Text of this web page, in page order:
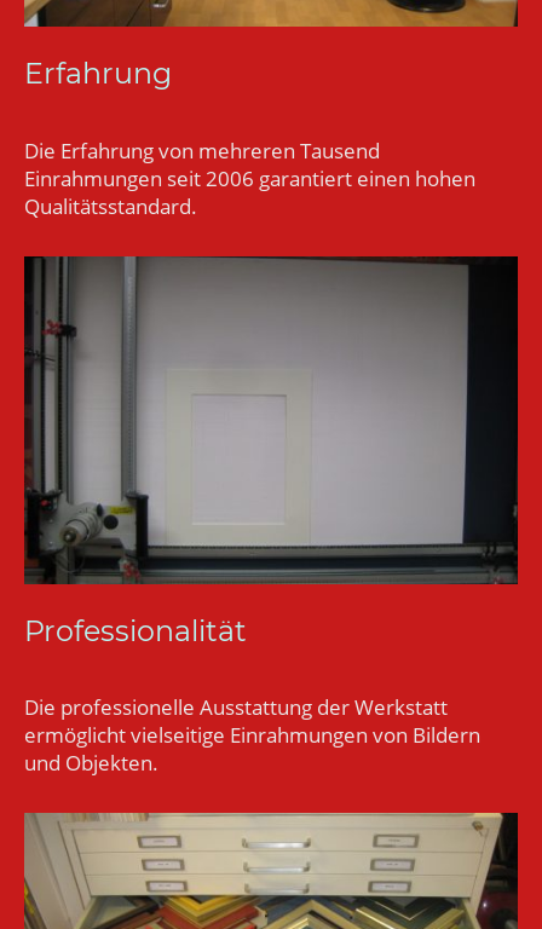
Erfahrung
Die Erfahrung von mehreren Tausend
Einrahmungen seit 2006 garantiert einen hohen
Qualitätsstandard.
Professionalität
Die professionelle Ausstattung der Werkstatt
ermöglicht vielseitige Einrahmungen von Bildern
und Objekten.